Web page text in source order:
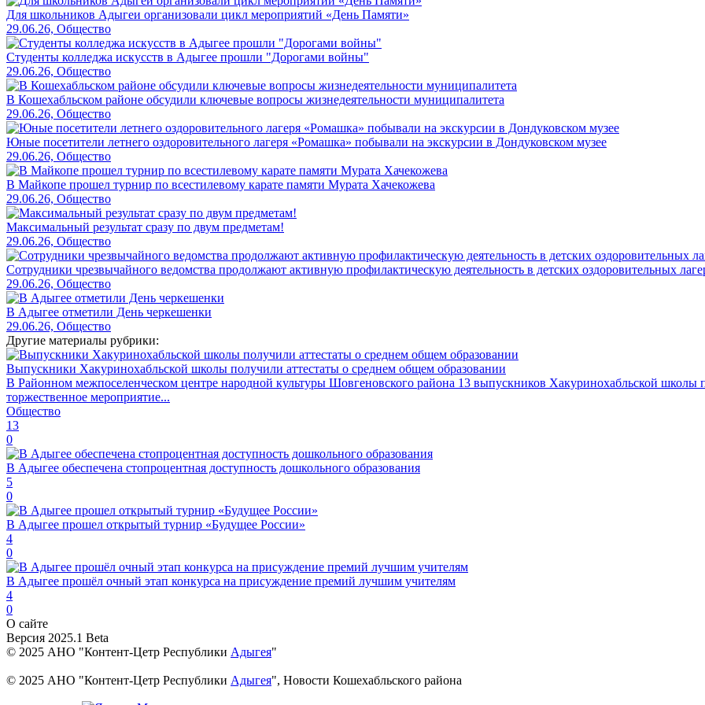
Для школьников Адыгеи организовали цикл мероприятий «День Памяти»
29.06.26, Общество
Студенты колледжа искусств в Адыгее прошли "Дорогами войны"
29.06.26, Общество
В Кошехабльском районе обсудили ключевые вопросы жизнедеятельности муниципалитета
29.06.26, Общество
Юные посетители летнего оздоровительного лагеря «Ромашка» побывали на экскурсии в Дондуковском музее
29.06.26, Общество
В Майкопе прошел турнир по всестилевому карате памяти Мурата Хачекожева
29.06.26, Общество
Максимальный результат сразу по двум предметам!
29.06.26, Общество
Сотрудники чрезвычайного ведомства продолжают активную профилактическую деятельность в детских оздоровительных
29.06.26, Общество
В Адыгее отметили День черкешенки
29.06.26, Общество
Другие материалы рубрики:
Выпускники Хакуринохабльской школы получили аттестаты о среднем общем образовании
В Районном межпоселенческом центре народной культуры Шовгеновского района 13 выпускников Хакуринохабльской школы
торжественное мероприятие...
Общество
13
0
В Адыгее обеспечена стопроцентная доступность дошкольного образования
5
0
В Адыгее прошел открытый турнир «Будущее России»
4
0
В Адыгее прошёл очный этап конкурса на присуждение премий лучшим учителям
4
0
О сайте
Версия 2025.1 Beta
© 2025 АНО "Контент-Цетр Республики Адыгея"
© 2025 АНО "Контент-Цетр Республики Адыгея", Новости Кошехабльского района